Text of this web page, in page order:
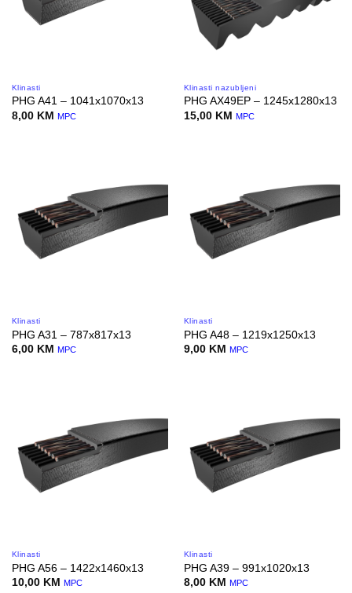
Klinasti
PHG A41 – 1041x1070x13
8,00 KM MPC
Klinasti nazubljeni
PHG AX49EP – 1245x1280x13
15,00 KM MPC
Klinasti
PHG A31 – 787x817x13
6,00 KM MPC
Klinasti
PHG A48 – 1219x1250x13
9,00 KM MPC
Klinasti
PHG A56 – 1422x1460x13
10,00 KM MPC
Klinasti
PHG A39 – 991x1020x13
8,00 KM MPC